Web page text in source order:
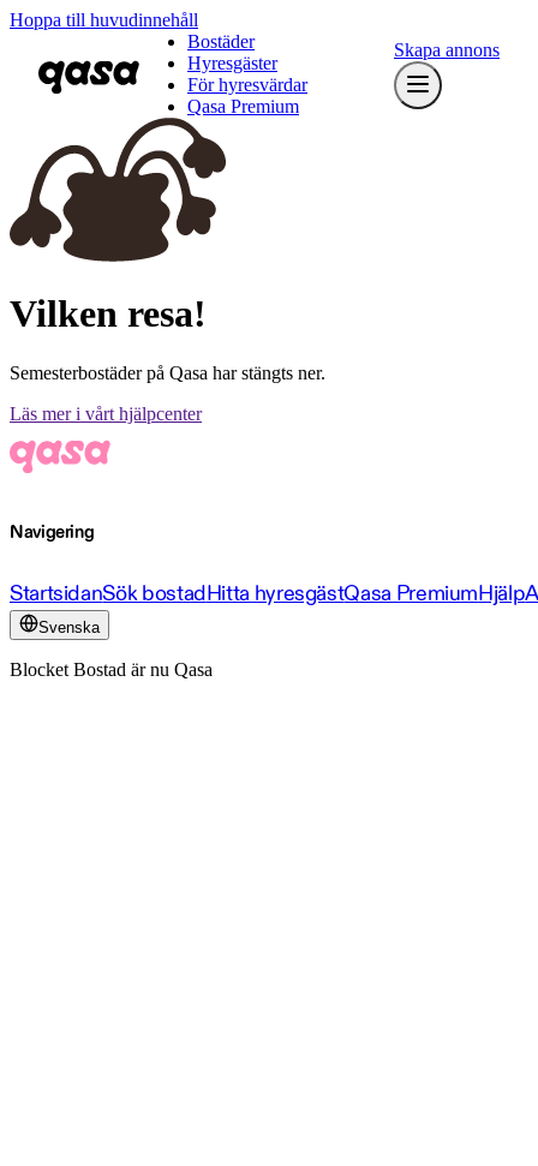
Hoppa till huvudinnehåll
Bostäder
Hyresgäster
För hyresvärdar
Qasa Premium
Skapa annons
Vilken resa!
Semesterbostäder på Qasa har stängts ner.
Läs mer i vårt hjälpcenter
Navigering
StartsidanSök bostadHitta hyresgästQasa PremiumHjälp
Svenska
Blocket Bostad är nu Qasa